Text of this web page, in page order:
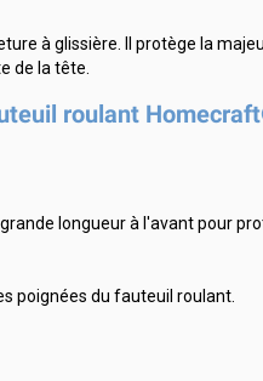
à glissière. Il protège la
de la tête.
roulant
longueur à l'avant pour
poignées du fauteuil roulant.